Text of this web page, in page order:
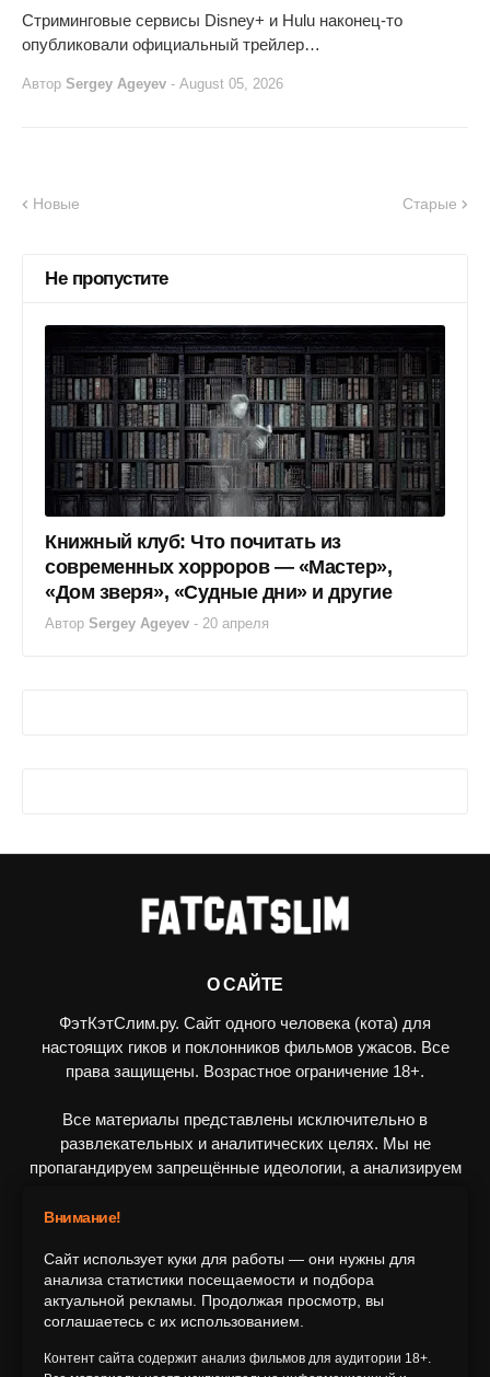
Стриминговые сервисы Disney+ и Hulu наконец-то
опубликовали официальный трейлер…
Автор Sergey Ageyev - August 05, 2026
Новые Старые
Не пропустите
Книжный клуб: Что почитать из
современных хорроров — «Мастер»,
«Дом зверя», «Судные дни» и другие
Автор Sergey Ageyev - 20 апреля
О САЙТЕ
ФэтКэтСлим.ру. Сайт одного человека (кота) для
настоящих гиков и поклонников фильмов ужасов. Все
права защищены. Возрастное ограничение 18+.
Все материалы представлены исключительно в
развлекательных и аналитических целях. Мы не
пропагандируем запрещённые идеологии, а анализируем
ПОДПИШИТЕСЬ НА НАС
Внимание!
Сайт использует куки для работы — они нужны для
анализа статистики посещаемости и подбора
актуальной рекламы. Продолжая просмотр, вы
соглашаетесь с их использованием.
Контент сайта содержит анализ фильмов для аудитории 18+.